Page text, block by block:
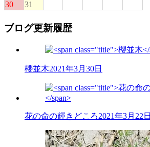
ブログ更新履歴
櫻並木2021年3月30日
花の命の輝きどころ2021年3月22日